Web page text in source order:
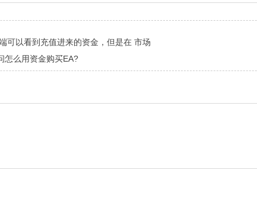
可以看到充值进来的资金，但是在 市场
怎么用资金购买EA?